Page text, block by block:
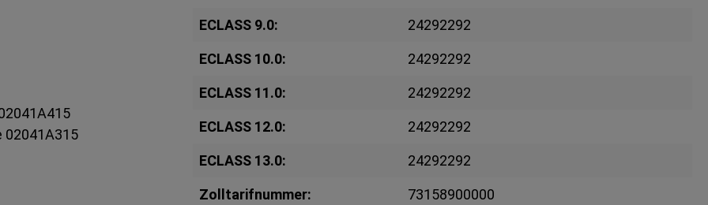
02041A315
ECLASS 9.0: 24292292
ECLASS 10.0: 24292292
ECLASS 11.0: 24292292
ECLASS 12.0: 24292292
ECLASS 13.0: 24292292
Zolltarifnummer: 73158900000